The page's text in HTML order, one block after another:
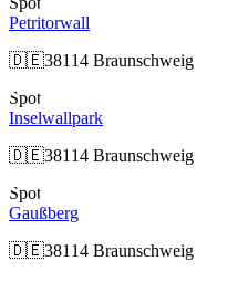
Petritorwall
🇩🇪38114 Braunschweig
Spot
Inselwallpark
🇩🇪38114 Braunschweig
Spot
Gaußberg
🇩🇪38114 Braunschweig